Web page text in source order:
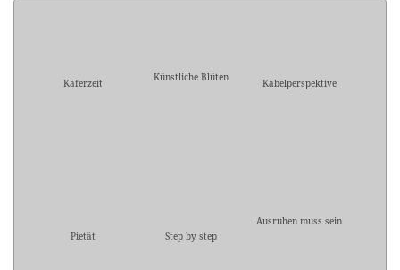
Käferzeit Künstliche Blüten Kabelperspektive
Pietät Step by step
Ausruhen muss sein